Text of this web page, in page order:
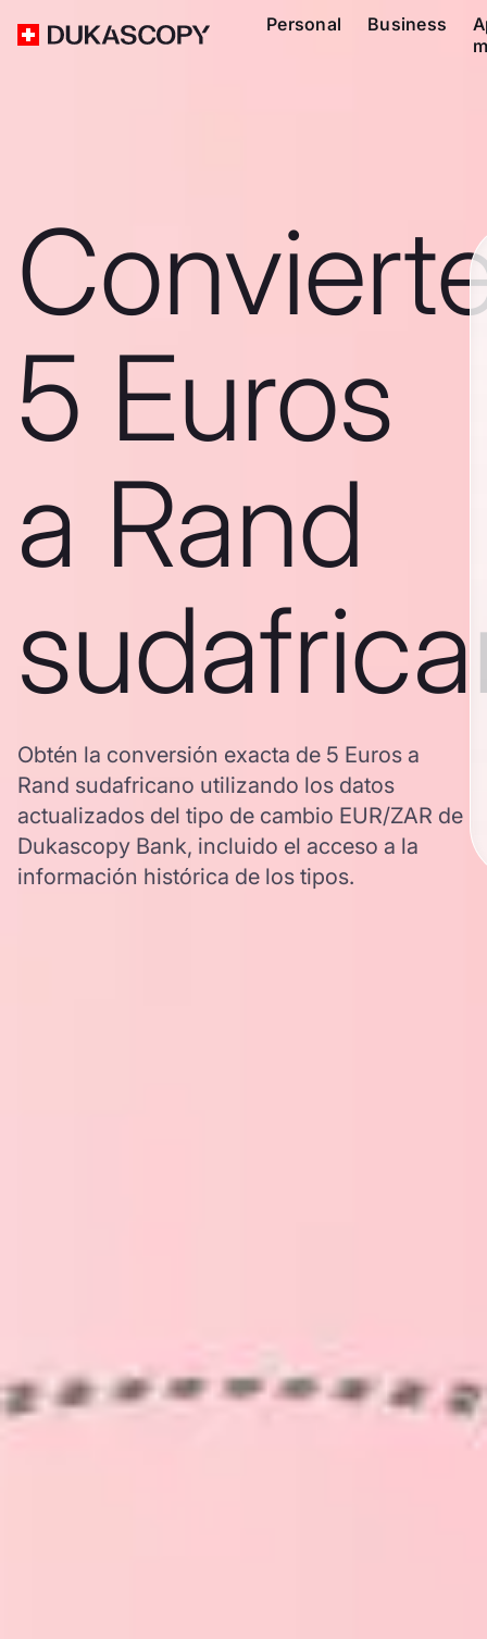
Personal Business
5 Euros
a Rand
Obtén la conversión exacta de 5 Euros a
Rand sudafricano utilizando los datos
actualizados del tipo de cambio EUR/ZAR de
Dukascopy Bank, incluido el acceso a la
información histórica de los tipos.